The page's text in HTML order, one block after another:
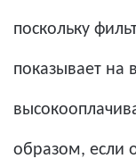
поскольку
показывает на
образом, если